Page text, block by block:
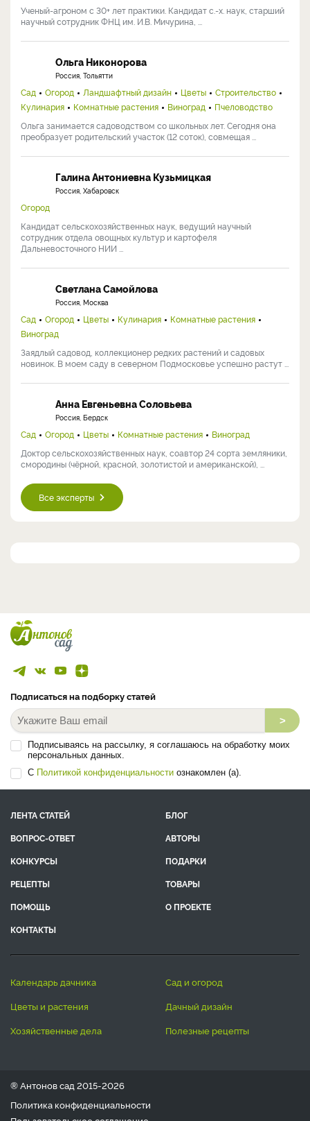
Ученый-агроном с 30+ лет практики. Кандидат с.-х. наук, старший
научный сотрудник ФНЦ им. И.В. Мичурина, ...
Ольга Никонорова
Россия, Тольятти
Сад Огород Ландшафтный дизайн Цветы
Строительство
Кулинария
Комнатные растения Виноград
Пчеловодство
Ольга занимается садоводством со школьных лет. Сегодня она
преобразует родительский участок (12 соток), совмещая ...
Галина Антониевна Кузьмицкая
Россия, Хабаровск
Огород
Кандидат сельскохозяйственных наук, ведущий научный
сотрудник отдела овощных культур и картофеля
Дальневосточного НИИ ...
Светлана Самойлова
Россия, Москва
Сад Огород Цветы Кулинария
Комнатные растения
Виноград
Заядлый садовод, коллекционер редких растений и садовых
новинок. В моем саду в северном Подмосковье успешно растут ...
Анна Евгеньевна Соловьева
Россия, Бердск
Сад Огород Цветы Комнатные растения
Виноград
Доктор сельскохозяйственных наук, соавтор 24 сорта земляники,
смородины (чёрной, красной, золотистой и американской), ...
Все эксперты
Подписаться на подборку статей
>
Подписываясь на рассылку, я соглашаюсь на обработку моих
персональных данных.
С Политикой конфиденциальности ознакомлен (а).
ЛЕНТА СТАТЕЙ
БЛОГ
ВОПРОС-ОТВЕТ
АВТОРЫ
КОНКУРСЫ
ПОДАРКИ
РЕЦЕПТЫ
ТОВАРЫ
ПОМОЩЬ
О ПРОЕКТЕ
КОНТАКТЫ
календарь дачника
сад и огород
цветы и растения
дачный дизайн
хозяйственные дела
полезные рецепты
® Антонов сад 2015-2026
Политика конфиденциальности